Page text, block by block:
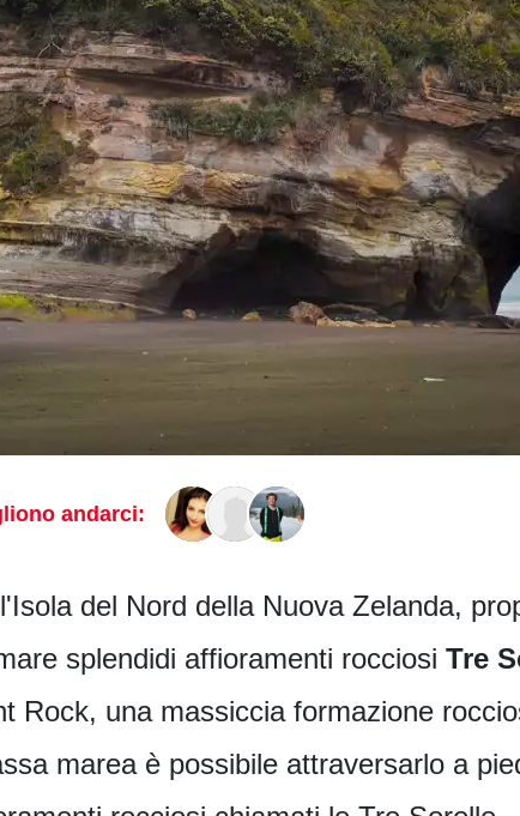
andarci:
del Nord della Nuova Zelanda,
splendidi affioramenti rocciosi Tre
Rock, una massiccia formazione
marea è possibile attraversarlo a